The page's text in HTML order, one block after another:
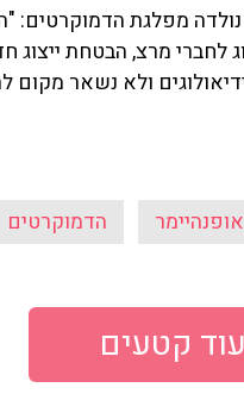
מפלגת הדמוקרטים:
לחברי מרצ, הבטחת
ולא נשאר
הדמוקרטים
עוד קטעים